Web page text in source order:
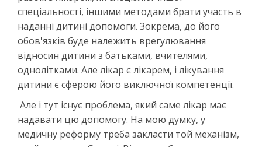
спеціальності, іншими методами брати участь в
наданні дитині допомоги. Зокрема, до його
обов'язків буде належить врегулювання
відносин дитини з батьками, вчителями,
однолітками. Але лікар є лікарем, і лікування
дитини є сферою його виключної компетенції.
Але і тут існує проблема, який саме лікар має
надавати цю допомогу. На мою думку, у
медичну реформу треба закласти той механізм,